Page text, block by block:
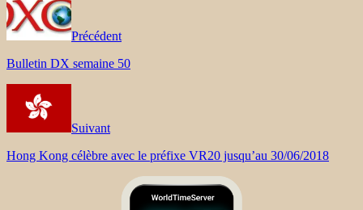
Précédent
Bulletin DX semaine 50
Suivant
Hong Kong célèbre avec le préfixe VR20 jusqu’au 30/06/2018